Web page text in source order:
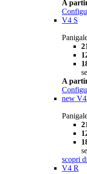
A
V4 S
A
new V4
scopri
V4 R